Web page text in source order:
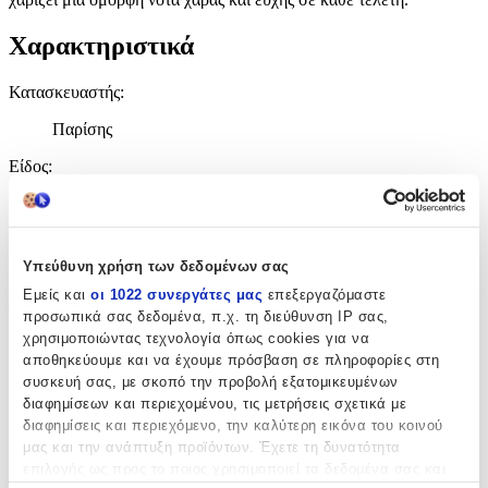
Υπεύθυνη χρήση των δεδομένων σας
Εμείς και οι 1022 συνεργάτες μας επεξεργαζόμαστε
προσωπικά σας δεδομένα, π.χ. τη διεύθυνση IP σας,
χρησιμοποιώντας τεχνολογία όπως cookies για να
αποθηκεύουμε και να έχουμε πρόσβαση σε πληροφορίες στη
συσκευή σας, με σκοπό την προβολή εξατομικευμένων
διαφημίσεων και περιεχομένου, τις μετρήσεις σχετικά με
διαφημίσεις και περιεχόμενο, την καλύτερη εικόνα του κοινού
μας και την ανάπτυξη προϊόντων. Έχετε τη δυνατότητα
Χαρακτηριστικά
Κατασκευαστής:
Παρίσης
Είδος:
Σταυρουδάκι
Τεμάχια:
50
τμχ
Υλικό:
Μέταλλο
Φύλο: